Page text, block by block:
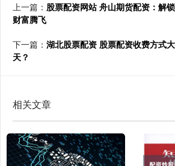
上一篇： 股票配资网站 舟山期货配资：解
财富腾飞
下一篇： 湖北股票配资 股票配资收费方式
天？
相关文章